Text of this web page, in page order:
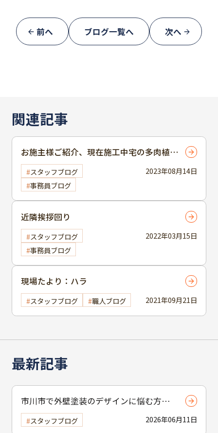
前へ ブログ一覧へ 次へ
最新記事
市川市で外壁塗装のデザインに悩む方へ
｜ 色選びの失敗を防ぐポイント
2026年06月11日
スタッフブログ
関連記事
2023年08月14日
お施主様ご紹介、現在施工中宅の多肉植物
🌳
スタッフブログ
事務員ブログ
2022年03月15日
近隣挨拶回り
スタッフブログ
事務員ブログ
2021年09月21日
現場たより：ハラ
スタッフブログ 職人ブログ